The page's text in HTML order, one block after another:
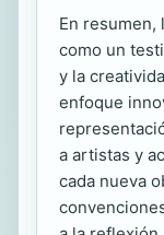
En resumen,
como un
y la
enfoque
a artistas y
cada nueva